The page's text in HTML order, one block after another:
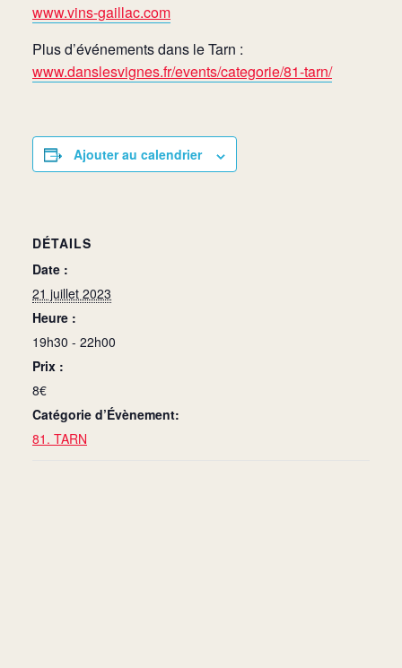
www.vins-gaillac.com
Plus d’événements dans le Tarn :
www.danslesvignes.fr/events/categorie/81-tarn/
Ajouter au calendrier
DÉTAILS
Date :
21 juillet 2023
Heure :
19h30 - 22h00
Prix :
8€
Catégorie d’Évènement:
81. TARN